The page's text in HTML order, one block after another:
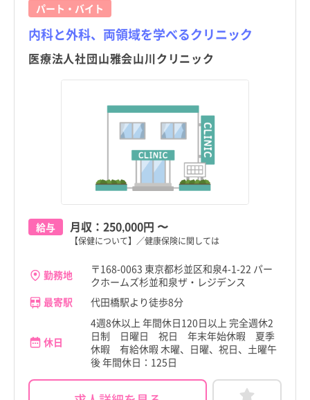
パート・バイト
内科と外科、両領域を学べるクリニック
医療法人社団山雅会山川クリニック
給与 月収： 250,000円 〜
【保健について】／健康保険に関しては
勤務地
〒168-0063 東京都杉並区和泉4-1-22 パー
クホームズ杉並和泉ザ・レジデンス
最寄駅
代田橋駅より徒歩8分
休日
4週8休以上 年間休日120日以上 完全週休2
日制 日曜日 祝日 年末年始休暇 夏季
休暇 有給休暇 木曜、日曜、祝日、土曜午
後 年間休日：125日